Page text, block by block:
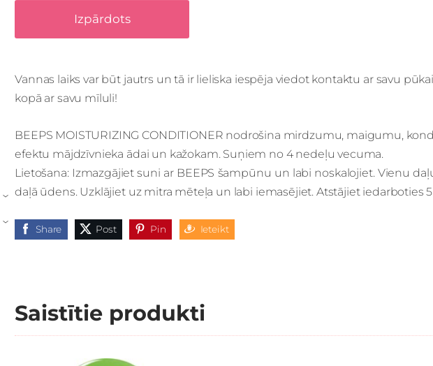
›
›
Izpārdots
Vannas laiks var būt jautrs un tā ir lieliska iespēja viedot kontaktu ar savu
kopā ar savu mīluli!
BEEPS MOISTURIZING CONDITIONER nodrošina mirdzumu, maigumu,
efektu mājdzīvnieka ādai un kažokam. Suņiem no 4 nedeļu vecuma.
Lietošana: Izmazgājiet suni ar BEEPS šampūnu un labi noskalojiet. Vienu
daļā ūdens. Uzklājiet uz mitra mēteļa un labi iemasējiet. Atstājiet iedarboties
Share Post Pin Ieteikt
Saistītie produkti